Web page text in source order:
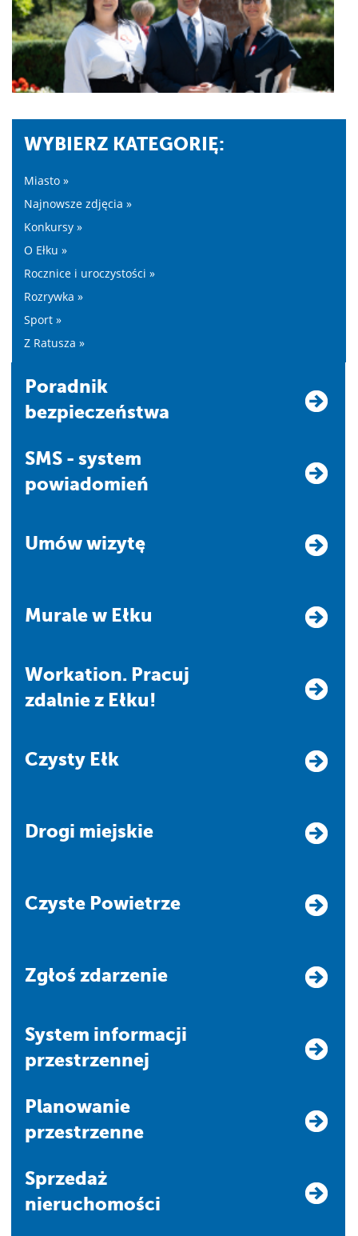
WYBIERZ KATEGORIĘ:
Miasto »
Najnowsze zdjęcia »
Konkursy »
O Ełku »
Rocznice i uroczystości »
Rozrywka »
Sport »
Z Ratusza »
Poradnik
bezpieczeństwa
SMS - system
powiadomień
Umów wizytę
Murale w Ełku
Workation. Pracuj
zdalnie z Ełku!
Czysty Ełk
Drogi miejskie
Czyste Powietrze
Zgłoś zdarzenie
system informacji
przestrzennej
Planowanie
przestrzenne
Sprzedaż
nieruchomości